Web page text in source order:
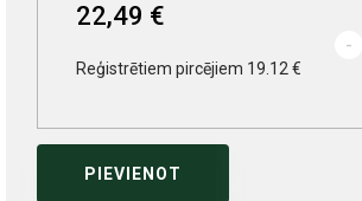
22,49 €
Reģistrētiem pircējiem 19.12 €
-
PIEVIENOT